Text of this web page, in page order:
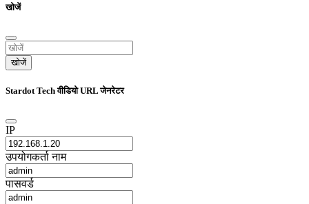
खोजें
खोजें
Stardot Tech वीडियो URL जेनरेटर
IP
उपयोगकर्ता नाम
पासवर्ड